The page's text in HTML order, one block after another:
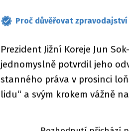
Proč důvěřovat zpravodajství
Prezident Jižní Koreje Jun
jednomyslně potvrdil jeho
stanného práva v prosinci
lidu“ a svým krokem vážně